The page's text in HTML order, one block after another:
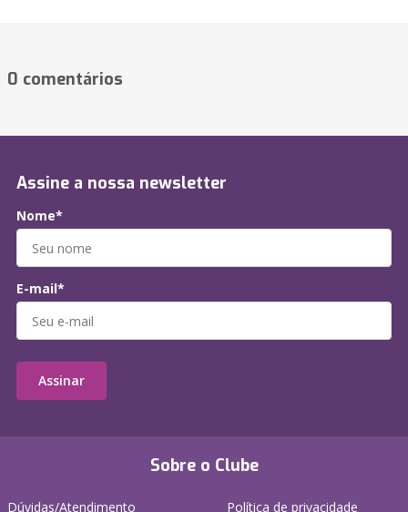
0 comentários
Sobre o Clube
Dúvidas/Atendimento
Política de privacidade
Assine a nossa newsletter
Nome*
E-mail*
Assinar